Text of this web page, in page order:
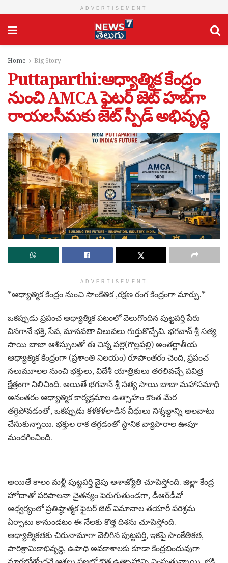
ADVERTISEMENT
Home Big Story
Puttaparthi:ఆధ్యాత్మిక కేంద్రం
నుంచి AMCA ఫైటర్ జెట్ హబ్‌గా
రాయలసీమకు జెట్ స్పీడ్ అభివృద్ధి
ADVERTISEMENT
*ఆధ్యాత్మిక కేంద్రం నుంచి సాంకేతిక ,రక్షణ రంగ కేంద్రంగా మార్పు.*
ఒకప్పుడు ప్రపంచ ఆధ్యాత్మిక పటంలో వెలుగొందిన పుట్టపర్తి పేరు
వినగానే భక్తి, సేవ, మానవతా విలువలు గుర్తుకొచ్చేవి. భగవాన్ శ్రీ సత్య
సాయి బాబా ఆశీస్సులతో ఈ చిన్న పల్లె(గొల్లపల్లి) అంతర్జాతీయ
ఆధ్యాత్మిక కేంద్రంగా (ప్రశాంతి నిలయం) రూపాంతరం చెంది, ప్రపంచ
నలుమూలల నుంచి భక్తులు, విదేశీ యాత్రికులు తరలివచ్చే పవిత్ర
క్షేత్రంగా నిలిచింది. అయితే భగవాన్ శ్రీ సత్య సాయి బాబా మహాసమాధి
అనంతరం ఆధ్యాత్మిక కార్యక్రమాల ఉత్సాహం కొంత మేర
తగ్గిపోవడంతో, ఒకప్పుడు కళకళలాడిన వీధులు నిశ్శబ్దాన్ని అలవాటు
చేసుకున్నాయి. భక్తుల రాక తగ్గడంతో స్థానిక వ్యాపారాల ఊపూ
మందగించింది.
అయితే కాలం మళ్లీ పుట్టపర్తి వైపు ఆశాజ్యోతి చూపిస్తోంది. జిల్లా కేంద్ర
హోదాతో పరిపాలనా చైతన్యం పెరుగుతుండగా, డీఆర్‌డీవో
ఆధ్వర్యంలో ప్రతిష్ఠాత్మక ఫైటర్ జెట్ విమానాల తయారీ పరిశ్రమ
ఏర్పాటు కానుండటం ఈ నేలకు కొత్త దిశను చూపిస్తోంది.
ఆధ్యాత్మికతకు చిరునామాగా వెలిగిన పుట్టపర్తి, ఇకపై సాంకేతికత,
పారిశ్రామికాభివృద్ధి, ఉపాధి అవకాశాలకు కూడా కేంద్రబిందువుగా